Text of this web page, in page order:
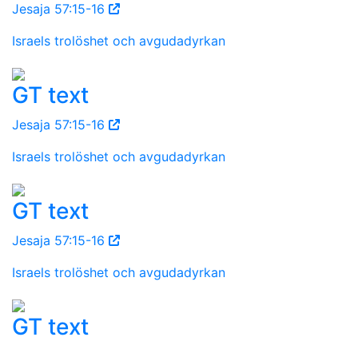
Jesaja 57:15-16
Israels trolöshet och avgudadyrkan
GT text
Jesaja 57:15-16
Israels trolöshet och avgudadyrkan
GT text
Jesaja 57:15-16
Israels trolöshet och avgudadyrkan
GT text